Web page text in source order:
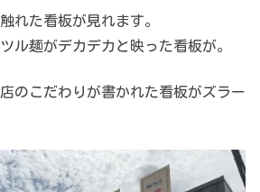
れた看板が見れます。
ル麺がデカデカと映った看板が。
のこだわりが書かれた看板がズラー